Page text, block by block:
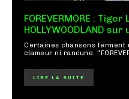
FOREVERMORE :
HOLLYWOODLAND
Certaines chansons ferment
clameur ni rancune.
LIRE LA SUITE